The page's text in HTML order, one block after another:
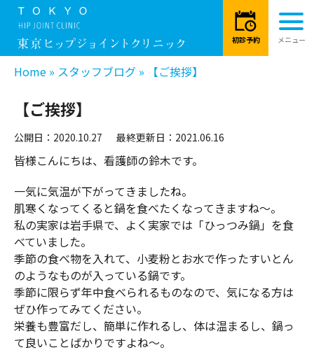
Home » スタッフブログ » 【ご挨拶】
【ご挨拶】
公開日：2020.10.27 最終更新日：2021.06.16
皆様こんにちは、看護師の鈴木です。
一気に気温が下がってきましたね。
肌寒くなってくると鍋を食べたくなってきますね～。
私の実家は岩手県で、よく実家では「ひっつみ鍋」を食
べていました。
季節の食べ物を入れて、小麦粉とお水で作ったすいとん
のようなものが入っている鍋です。
季節に限らず年中食べられるものなので、気になる方は
ぜひ作ってみてください。
栄養も豊富だし、簡単に作れるし、体は温まるし、鍋っ
て良いことばかりですよね～。